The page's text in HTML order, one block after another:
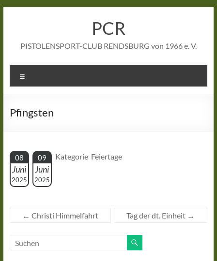
PCR
PISTOLENSPORT-CLUB RENDSBURG von 1966 e. V.
Pfingsten
08
Juni
2025
09
Juni
2025
Kategorie Feiertage
← Christi Himmelfahrt Tag der dt. Einheit →